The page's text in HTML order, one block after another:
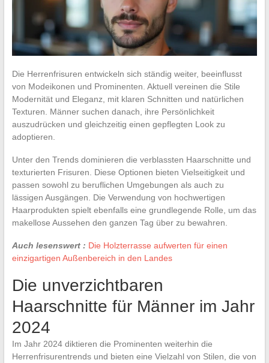
Die Herrenfrisuren entwickeln sich ständig weiter, beeinflusst
von Modeikonen und Prominenten. Aktuell vereinen die Stile
Modernität und Eleganz, mit klaren Schnitten und natürlichen
Texturen. Männer suchen danach, ihre Persönlichkeit
auszudrücken und gleichzeitig einen gepflegten Look zu
adoptieren.
Unter den Trends dominieren die verblassten Haarschnitte und
texturierten Frisuren. Diese Optionen bieten Vielseitigkeit und
passen sowohl zu beruflichen Umgebungen als auch zu
lässigen Ausgängen. Die Verwendung von hochwertigen
Haarprodukten spielt ebenfalls eine grundlegende Rolle, um das
makellose Aussehen den ganzen Tag über zu bewahren.
Auch lesenswert : Die Holzterrasse aufwerten für einen
einzigartigen Außenbereich in den Landes
Die unverzichtbaren
Haarschnitte für Männer im Jahr
2024
Im Jahr 2024 diktieren die Prominenten weiterhin die
Herrenfrisurentrends und bieten eine Vielzahl von Stilen, die von